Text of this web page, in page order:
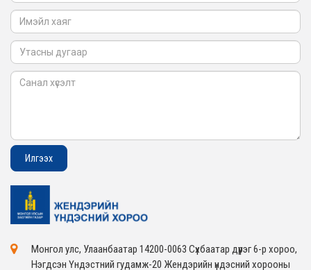
Монгол улс, Улаанбаатар 14200-0063 Сүхбаатар дүүрэг 6-р хороо,
Нэгдсэн Үндэстний гудамж-20 Жендэрийн үндэсний хорооны